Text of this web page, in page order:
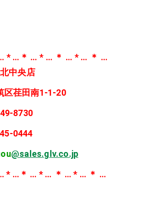
* …＊ … * … ＊ … * … ＊ …
中央店
区荏田南1-1-20
8730
0444
@sales.glv.co.jp
* …＊ … * … ＊ … * … ＊ …